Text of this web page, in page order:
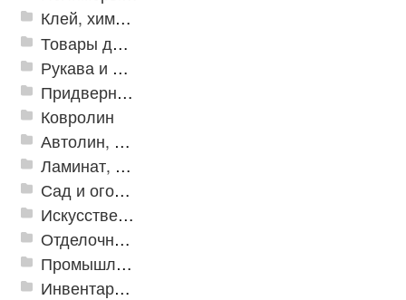
Клей, химия, сопутствующие товары
Товары для дома
Рукава и шланги промышленные
Придверные решетки
Ковролин
Автолин, Транслин, Линолеум
Ламинат, Кварцвиниловая плитка SPC
Сад и огород
Искусственная трава
Отделочные профили
Промышленный текстиль
Инвентарь для клининга